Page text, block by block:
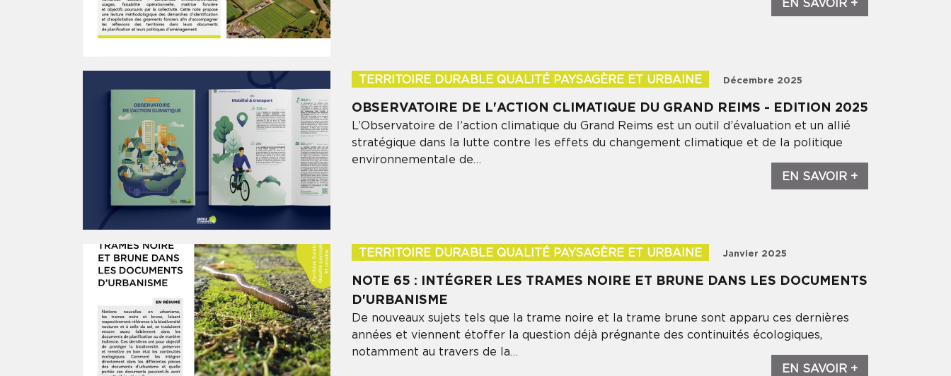
EN SAVOIR +
TERRITOIRE DURABLE QUALITÉ PAYSAGÈRE ET URBAINE Décembre 2025
OBSERVATOIRE DE L'ACTION CLIMATIQUE DU GRAND REIMS - EDITION 2025
L’Observatoire de l’action climatique du Grand Reims est un outil d’évaluation et un allié
stratégique dans la lutte contre les effets du changement climatique et de la politique
environnementale de…
EN SAVOIR +
TERRITOIRE DURABLE QUALITÉ PAYSAGÈRE ET URBAINE Janvier 2025
NOTE 65 : INTÉGRER LES TRAMES NOIRE ET BRUNE DANS LES DOCUMENTS
D'URBANISME
De nouveaux sujets tels que la trame noire et la trame brune sont apparu ces dernières
années et viennent étoffer la question déjà prégnante des continuités écologiques,
notamment au travers de la…
EN SAVOIR +
NEWSLETTER
Pour ne rien manquer des informations de l'Audrr
Votre adresse email